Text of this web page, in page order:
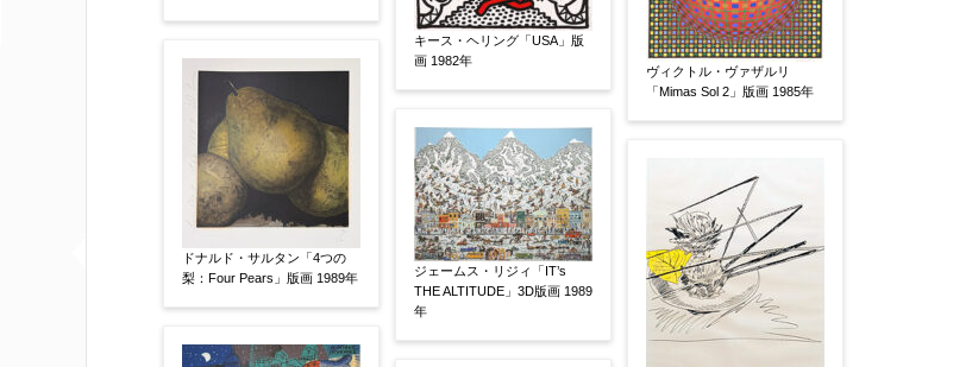
売却希望時期
すぐに売りたい
電話で相談したい その他
他社様の査定価格 【任意】
査定額：
※他社様からご提示された査定額がございましたらお知らせください。その価格が適切かお返
ドナルド・サルタン「4つの
梨：Four Pears」版画 1989年
キース・ヘリング「USA」版
画 1982年
ジェームス・リジィ「IT’s
THE ALTITUDE」3D版画 1989
年
ヴィクトル・ヴァザルリ
「Mimas Sol 2」版画 1985年